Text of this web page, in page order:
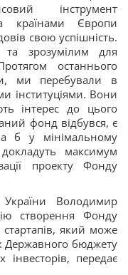
інструмент
країнами Європи
свою успішність.
зрозумілим для
останнього
ми перебували в
інституціями. Вони
інтерес до цього
фонд відбувся, є
б у мінімальному
максимум
проекту Фонду
України Володимир
створення Фонду
який може
Державного бюджету
передає